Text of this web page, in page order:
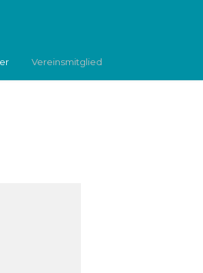
Vereinsmitglied